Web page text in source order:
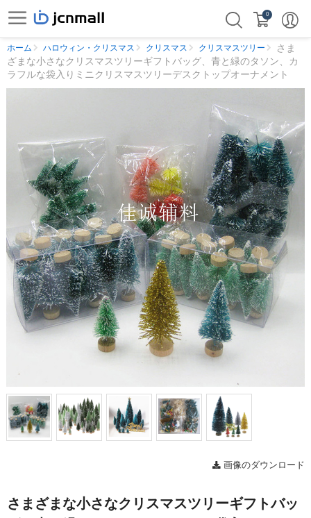
0
ホーム ハロウィン・クリスマス クリスマス クリスマスツリー
さま
ざまな小さなクリスマスツリーギフトバッグ、青と緑のタソン、カ
ラフルな袋入りミニクリスマスツリーデスクトップオーナメント
画像のダウンロード
さまざまな小さなクリスマスツリーギフトバッ